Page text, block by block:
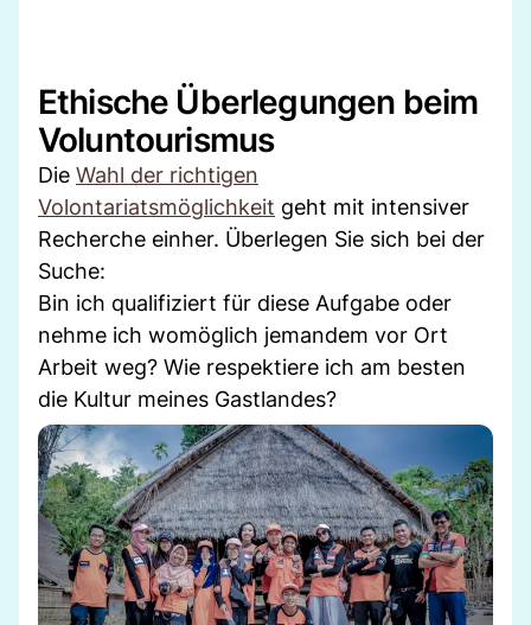
Ethische Überlegungen beim
Voluntourismus
Die Wahl der richtigen
Volontariatsmöglichkeit geht mit intensiver
Recherche einher. Überlegen Sie sich bei der
Suche:
Bin ich qualifiziert für diese Aufgabe oder
nehme ich womöglich jemandem vor Ort
Arbeit weg? Wie respektiere ich am besten
die Kultur meines Gastlandes?